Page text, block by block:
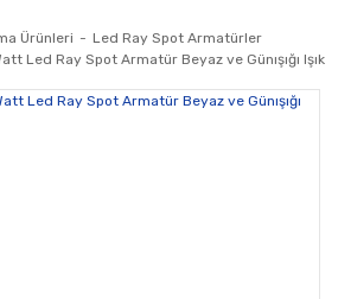
Ürünleri
Led Ray Spot Armatürler
Led Ray Spot Armatür Beyaz ve Günışığı Işık